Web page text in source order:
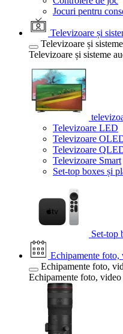
Jocuri pentru
Televizoare și
Televizoare și
Televizoare și sisteme
Televizoare LED
Televizoare
Televizoare
Televizoare Smart
Set-top boxes și
Set-top
Echipamente foto,
Echipamente foto,
Echipamente foto,